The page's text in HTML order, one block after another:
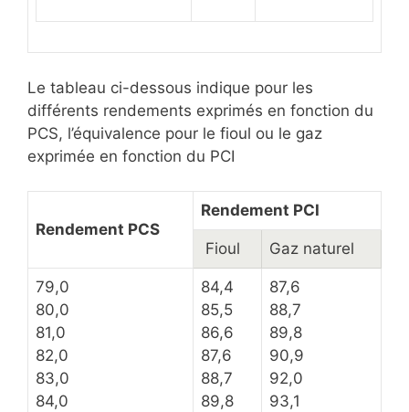
Le tableau ci-dessous indique pour les
différents rendements exprimés en fonction du
PCS, l’équivalence pour le fioul ou le gaz
exprimée en fonction du PCI
Rendement PCS
Rendement PCI
Fioul Gaz naturel
79,0
80,0
81,0
82,0
83,0
84,0
84,4
85,5
86,6
87,6
88,7
89,8
87,6
88,7
89,8
90,9
92,0
93,1